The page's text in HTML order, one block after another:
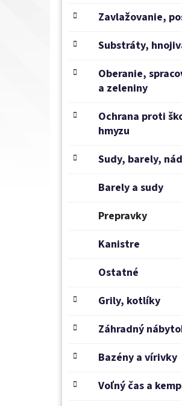
Zavlažovanie,
Substráty,
Oberanie,
a zeleniny
Ochrana proti
hmyzu
Sudy, barely,
Barely a sudy
Prepravky
Kanistre
Ostatné
Grily, kotlíky
Záhradný
Bazény a vírivky
Voľný čas a